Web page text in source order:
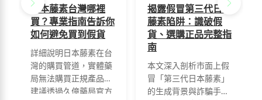
日本藤素台灣哪裡
買？專業指南告訴你
如何避免買到假貨
詳細說明日本藤素在台
灣的購買管道，實體藥
局無法購買正規產品，
建議透過久億藥局官方
揭露假冒第三代日本
藤素陷阱：識破假
貨、選購正品完整指
南
本文深入剖析市面上假
冒「第三代日本藤素」
的生成背景與詐騙手